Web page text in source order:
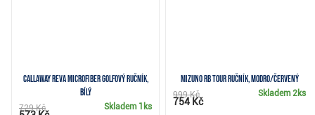
Callaway Reva Microfiber golfový ručník,
bílý
Skladem 1ks
729 Kč
Mizuno RB Tour ručník, modro/červený
Skladem2ks
999 Kč
754 Kč